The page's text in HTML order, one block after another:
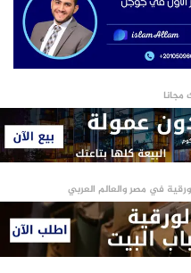
مجانا
في مصر والعالم العربي